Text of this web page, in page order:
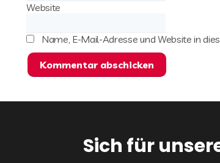
Website
Name, E-Mail-Adresse und Website in
Sich für